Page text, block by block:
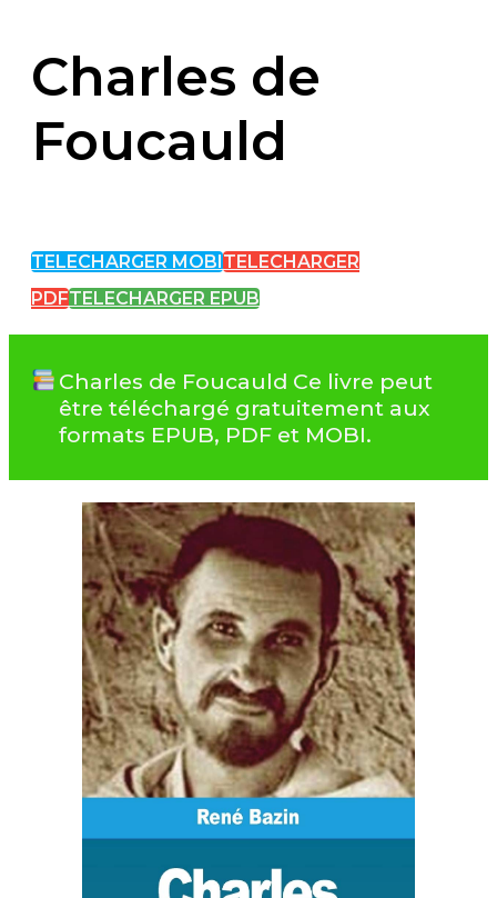
Charles de
Foucauld
TELECHARGER MOBI TELECHARGER
PDFTELECHARGER EPUB
Charles de Foucauld Ce livre peut
être téléchargé gratuitement aux
formats EPUB, PDF et MOBI.